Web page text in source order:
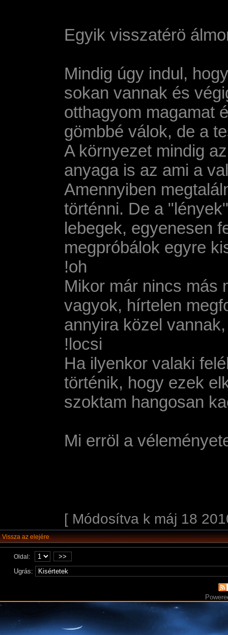
Egyik visszatérö
Mindig úgy indul,
sokan vannak és
otthagyom magamat
gömbbé válok, de a
A környezet mindig
anyaga is az ami a
Amennyiben
történni. De a
lebegek, egyenesen
megpróbálok egyre
!oh
Mikor már nincs más
vagyok, hí­rtelen
annyira közel
!locsi
Ha ilyenkor valaki
történik, hogy ezek
szoktam hangosan
Mi erröl a
[ Módosítva k máj 18
Vissza az elejére
Oldal:
>>
Ugrás: